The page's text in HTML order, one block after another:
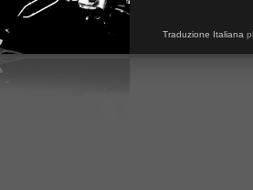
Traduzione Italiana